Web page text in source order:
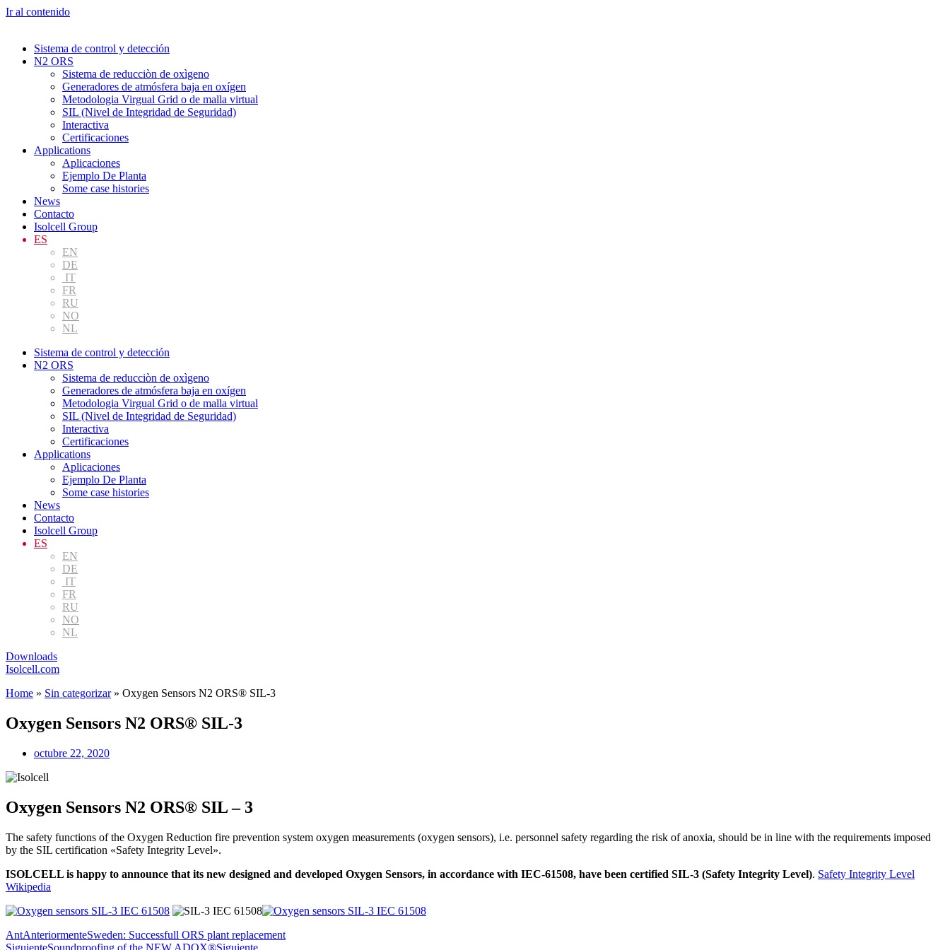
Ir al contenido
Sistema de control y detección
N2 ORS
Sistema de reducciòn de oxìgeno
Generadores de atmósfera baja en oxígen
Metodologia Virgual Grid o de malla virtual
SIL (Nivel de Integridad de Seguridad)
Interactiva
Certificaciones
Applications
Aplicaciones
Ejemplo De Planta
Some case histories
News
Contacto
Isolcell Group
ES
EN
DE
IT
FR
RU
NO
NL
Sistema de control y detección
N2 ORS
Sistema de reducciòn de oxìgeno
Generadores de atmósfera baja en oxígen
Metodologia Virgual Grid o de malla virtual
SIL (Nivel de Integridad de Seguridad)
Interactiva
Certificaciones
Applications
Aplicaciones
Ejemplo De Planta
Some case histories
News
Contacto
Isolcell Group
ES
EN
DE
IT
FR
RU
NO
NL
Downloads
Isolcell.com
Home » Sin categorizar» Oxygen Sensors N2 ORS® SIL-3
Oxygen Sensors N2 ORS® SIL-3
octubre 22, 2020
Oxygen Sensors N2 ORS® SIL – 3
The safety functions of the Oxygen Reduction fire prevention system oxygen measurements (oxygen sensors), i.e. personnel safety regarding the risk of anoxia, should be in line with the requirements imposed
by the SIL certification «Safety Integrity Level».
ISOLCELL is happy to announce that its new designed and developed Oxygen Sensors, in accordance with IEC-61508, have been certified SIL-3 (Safety Integrity Level). Safety Integrity Level
Wikipedia
AntAnteriormenteSweden: Successfull ORS plant replacement
SiguienteSoundproofing of the NEW ADOX®Siguiente